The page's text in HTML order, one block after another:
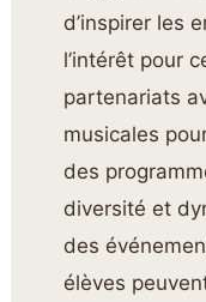
d’inspirer les
l’intérêt pour
partenariats
musicales
des
diversité et
des
élèves